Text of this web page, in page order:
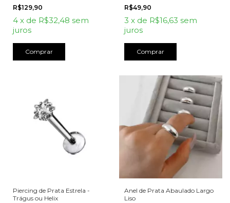
R$129,90
4 x de R$32,48 sem
juros
R$49,90
3 x de R$16,63 sem
juros
Piercing de Prata Estrela -
Trágus ou Helix
Anel de Prata Abaulado Largo
Liso